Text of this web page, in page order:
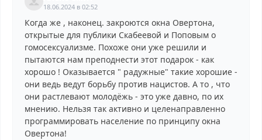
18.06.2024 в 02:52
Когда же , наконец. закроются окна Овертона,
открытые для публики Скабеевой и Поповым о
гомосексуализме. Похоже они уже решили и
пытаются нам преподнести этот подарок - как
хорошо ! Оказывается " радужные" такие хорошие -
они ведь ведут борьбу против нацистов. А то , что
они растлевают молодёжь - это уже давно, по их
мнению. Нельзя так активно и целенаправленно
программировать население по принципу окна
Овертона!